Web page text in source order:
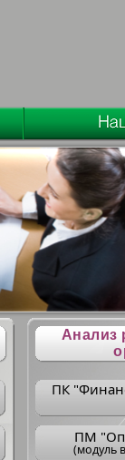
Анализ
ПК
ПM
(модуль